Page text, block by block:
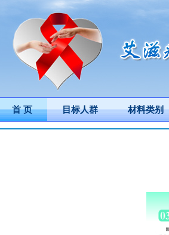
首 页 目标人群 材料类别